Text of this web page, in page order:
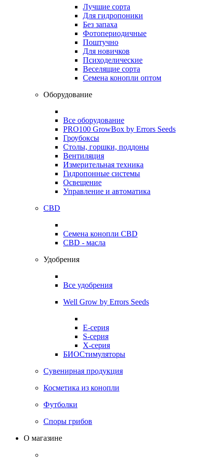
Лучшие сорта
Для гидропоники
Без запаха
Фотопериодичные
Поштучно
Для новичков
Психоделические
Веселящие сорта
Семена конопли оптом
Оборудование
Все оборудование
PRO100 GrowBox by Errors Seeds
Гроубоксы
Столы, горшки, поддоны
Вентиляция
Измерительная техника
Гидропонные системы
Освещение
Управление и автоматика
CBD
Семена конопли CBD
CBD - масла
Удобрения
Все удобрения
Well Grow by Errors Seeds
E-серия
S-серия
X-серия
БИОСтимуляторы
Сувенирная продукция
Косметика из конопли
Футболки
Споры грибов
О магазине